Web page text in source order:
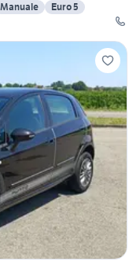
Manuale
Euro 5